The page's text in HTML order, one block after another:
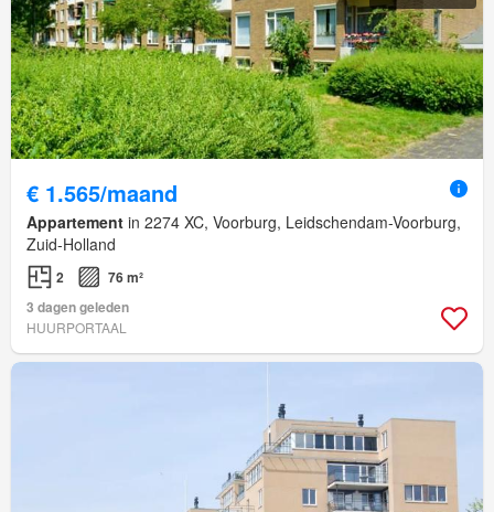
€ 1.565/maand
Appartement in 2274 XC, Voorburg, Leidschendam-Voorburg,
Zuid-Holland
2
76 m²
3 dagen geleden
HUURPORTAAL